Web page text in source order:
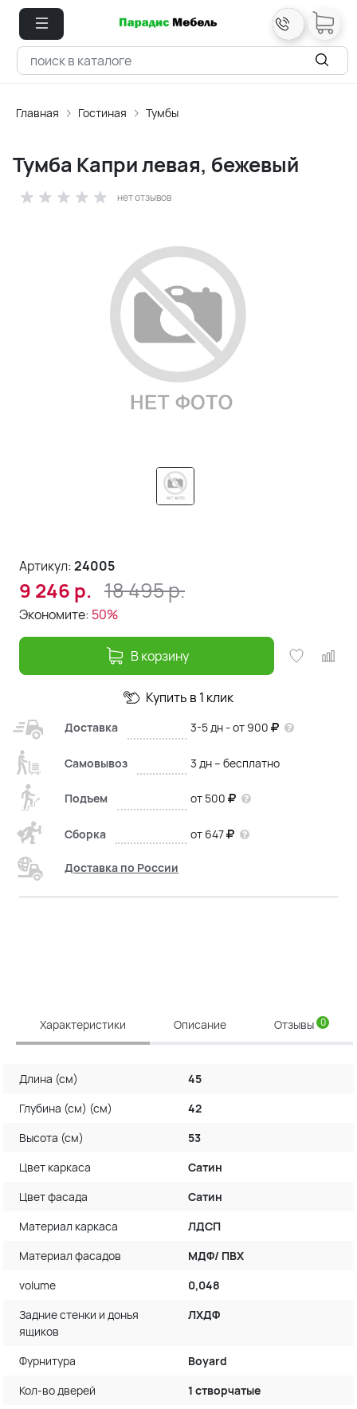
Главная Гостиная Тумбы
Тумба Капри левая, бежевый
нет отзывов
Артикул:24005
9 246 р. 18 495р.
Экономите: 50%
В корзину
Купить в 1 клик
Доставка 3-5 дн - от 900
Самовывоз 3 дн – бесплатно
Подъем от 500
Сборка от 647
Доставка по России
Характеристики Описание Отзывы 0
Длина (см)
45
Глубина (см) (см)
42
Высота (см)
53
Цвет каркаса
Сатин
Цвет фасада
Сатин
Материал каркаса
ЛДСП
Материал фасадов
МДФ/ ПВХ
volume
0,048
Задние стенки и донья
ящиков
ЛХДФ
Фурнитура
Boyard
Кол-во дверей
1 створчатые